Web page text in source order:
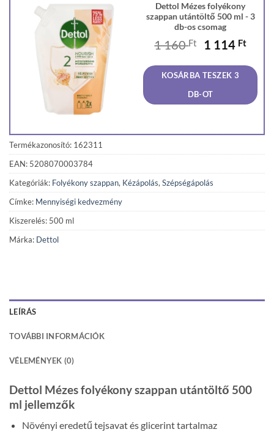
Dettol Mézes folyékony
szappan utántöltő 500 ml - 3
db-os csomag
1 160Ft
Original
was:
1
160 Ft.
1 114 Ft
is:
114
KOSÁRBA TESZEK 3
DB-OT
Termékazonosító: 162311
EAN: 5208070003784
Kategóriák: Folyékony szappan, Kézápolás, Szépségápolás
Címke: Mennyiségi kedvezmény
Kiszerelés: 500 ml
Márka: Dettol
LEÍRÁS
TOVÁBBI INFORMÁCIÓK
VÉLEMÉNYEK (0)
Dettol Mézes folyékony szappan utántöltő 500
ml jellemzők
Növényi eredetű tejsavat és glicerint tartalmaz